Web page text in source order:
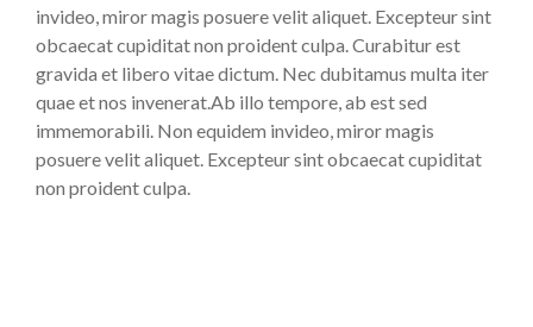
invideo, miror magis posuere velit aliquet. Excepteur sint
obcaecat cupiditat non proident culpa. Curabitur est
gravida et libero vitae dictum. Nec dubitamus multa iter
quae et nos invenerat.Ab illo tempore, ab est sed
immemorabili. Non equidem invideo, miror magis
posuere velit aliquet. Excepteur sint obcaecat cupiditat
non proident culpa.